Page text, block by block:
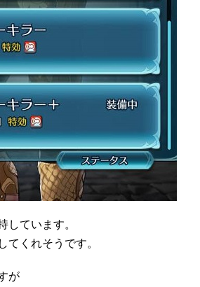
しています。
てくれそうです。
が